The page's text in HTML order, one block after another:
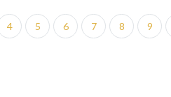
4 5 6 7 8 9